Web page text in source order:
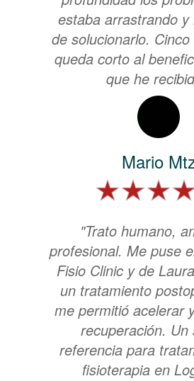
estaba arrastrando
de solucionarlo.
queda corto al
que he
Mario
"Trato humano,
profesional. Me puse
Fisio Clinic y de
un tratamiento
me permitió acelerar
recuperación. Un
referencia para
fisioterapia en